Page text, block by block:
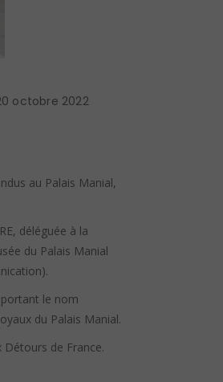
octobre 2022
au Palais Manial,
déléguée à la
du Palais Manial
le nom
du Palais Manial.
de France.